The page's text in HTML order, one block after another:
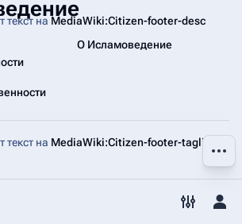
меню
текст на MediaWiki:Citizen-footer-desc
О Исламоведение
текст на MediaWiki:Citizen-footer-tagline